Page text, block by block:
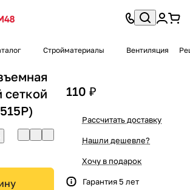
Стройматериалы Вентиляция
сеткой
110 ₽
Рассчитать доставку
Нашли дешевле?
Хочу в подарок
Гарантия 5 лет